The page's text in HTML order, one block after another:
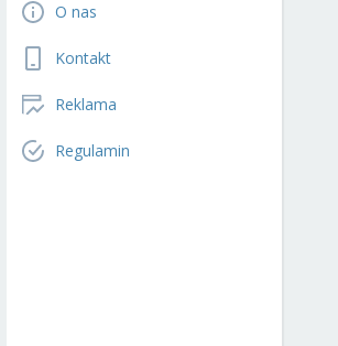
O nas
Kontakt
Reklama
Regulamin